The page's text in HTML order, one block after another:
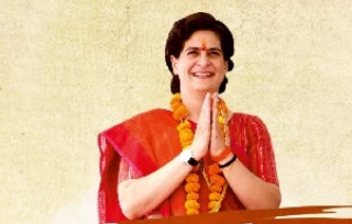
गोरखपुर में प्रियंका के तेवर